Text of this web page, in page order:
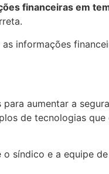
financeiras em
informações
aumentar a
de tecnologias
o síndico e a equipe